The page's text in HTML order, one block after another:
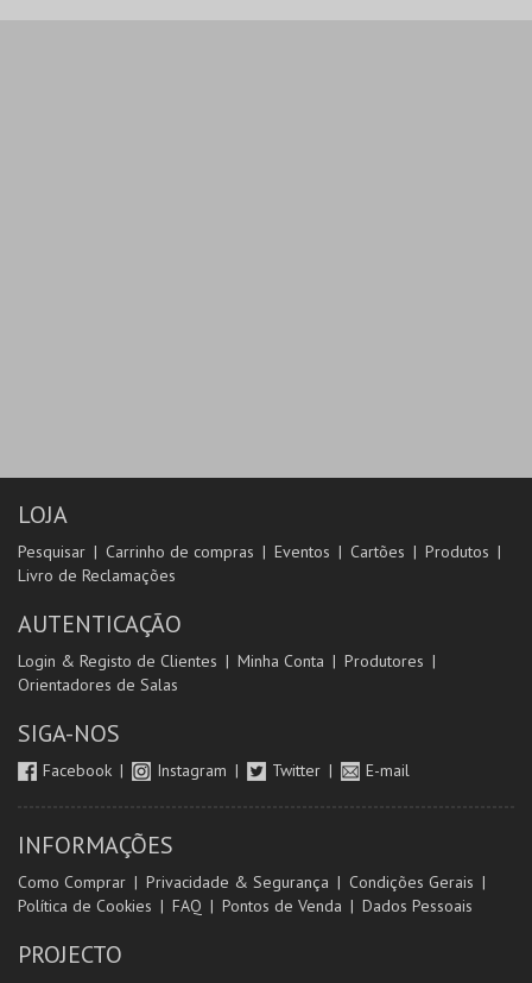
LOJA
Pesquisar Carrinho de compras Eventos Cartões
Produtos
Livro de Reclamações
AUTENTICAÇÃO
Login & Registo de Clientes Minha Conta
Produtores
Orientadores de Salas
SIGA-NOS
Facebook Instagram Twitter E-mail
INFORMAÇÕES
Como Comprar Privacidade & Segurança
Condições Gerais
Política de Cookies
FAQ Pontos de Venda Dados Pessoais
PROJECTO